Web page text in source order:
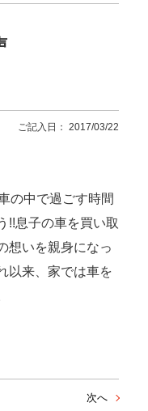
ご記入日： 2017/03/22
の中で過ごす時間
!!息子の車を買い取
想いを親身になっ
以来、家では車を
次へ